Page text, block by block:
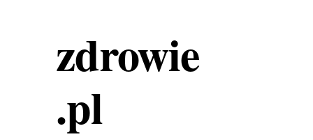
zdrowie
.pl